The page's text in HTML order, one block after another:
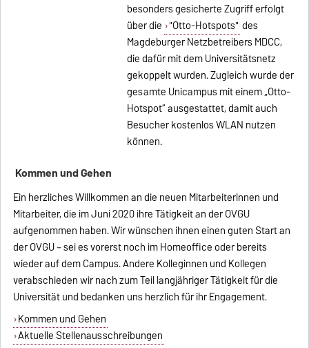
besonders gesicherte Zugriff erfolgt
über die "Otto-Hotspots" des
Magdeburger Netzbetreibers MDCC,
die dafür mit dem Universitätsnetz
gekoppelt wurden. Zugleich wurde der
gesamte Unicampus mit einem „Otto-
Hotspot“ ausgestattet, damit auch
Besucher kostenlos WLAN nutzen
können.
Kommen und Gehen
Ein herzliches Willkommen an die neuen Mitarbeiterinnen und
Mitarbeiter, die im Juni 2020 ihre Tätigkeit an der OVGU
aufgenommen haben. Wir wünschen ihnen einen guten Start an
der OVGU – sei es vorerst noch im Homeoffice oder bereits
wieder auf dem Campus. Andere Kolleginnen und Kollegen
verabschieden wir nach zum Teil langjähriger Tätigkeit für die
Universität und bedanken uns herzlich für ihr Engagement.
Kommen und Gehen
Aktuelle Stellenausschreibungen